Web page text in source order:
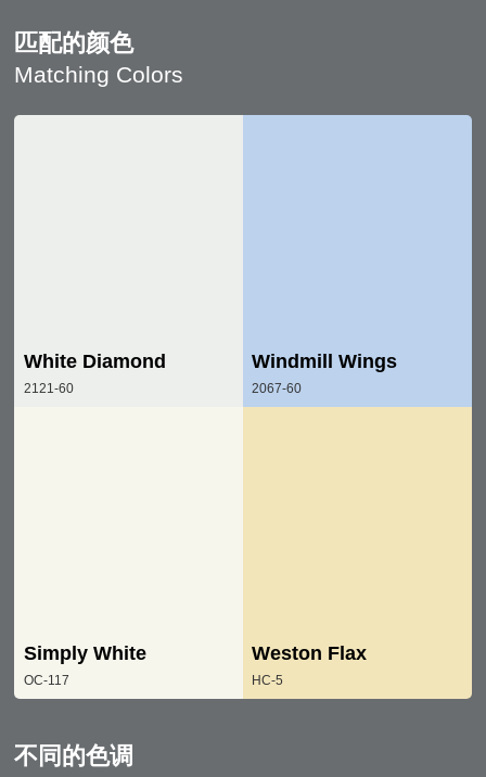
匹配的颜色
Matching Colors
White Diamond
2121-60
Windmill Wings
2067-60
Simply White
OC-117
Weston Flax
HC-5
不同的色调